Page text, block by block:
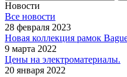
Новости
Все новости
28 февраля 2023
Новая коллекция рамок
9 марта 2022
Цены на электроматериалы.
20 января 2022